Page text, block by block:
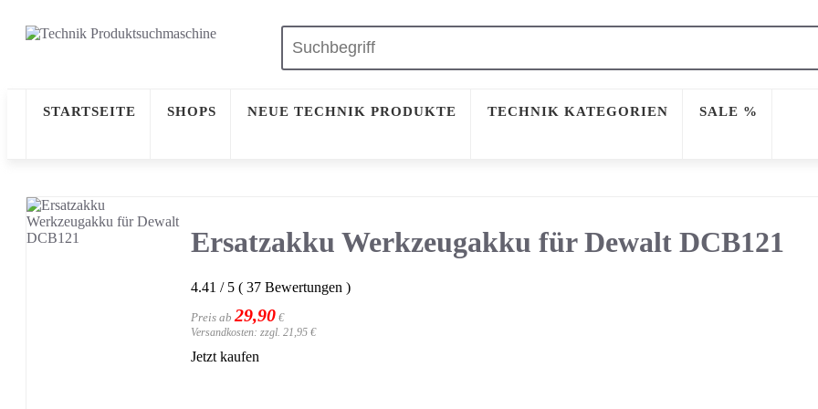
STARTSEITE SHOPS NEUE TECHNIK PRODUKTE TECHNIK KATEGORIEN SALE %
Ersatzakku Werkzeugakku für Dewalt DCB121
4.41 / 5 ( 37 Bewertungen )
Preis ab 29,90 €
Versandkosten: zzgl. 21,95 €
Jetzt kaufen